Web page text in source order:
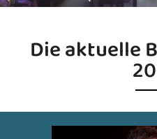
Die aktuelle